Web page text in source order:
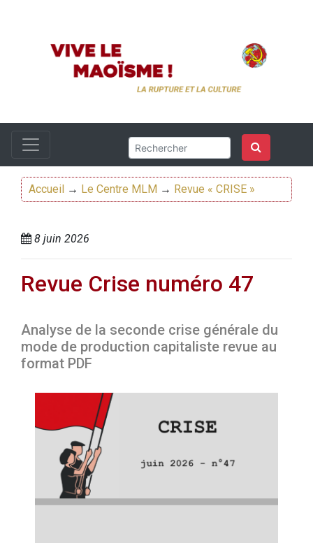
Accueil → Le Centre MLM → Revue « CRISE »
8 juin 2026
Revue Crise numéro 47
Analyse de la seconde crise générale du
mode de production capitaliste revue au
format PDF